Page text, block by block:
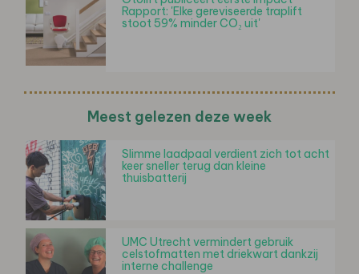
Rapport: 'Elke gereviseerde traplift
stoot 59% minder CO₂ uit'
Meest gelezen deze week
Slimme laadpaal verdient zich tot acht
keer sneller terug dan kleine
thuisbatterij
UMC Utrecht vermindert gebruik
celstofmatten met driekwart dankzij
interne challenge